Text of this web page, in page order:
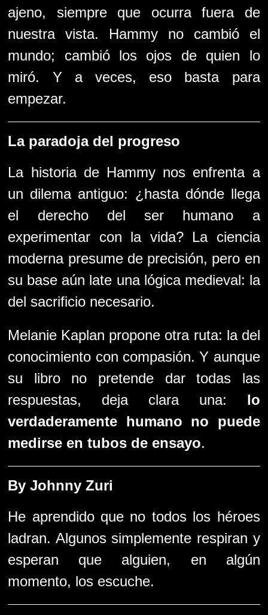
ajeno, siempre que ocurra fuera de
nuestra vista. Hammy no cambió el
mundo; cambió los ojos de quien lo
miró. Y a veces, eso basta para
empezar.
La paradoja del progreso
La historia de Hammy nos enfrenta a
un dilema antiguo: ¿hasta dónde llega
el derecho del ser humano a
experimentar con la vida? La ciencia
moderna presume de precisión, pero en
su base aún late una lógica medieval: la
del sacrificio necesario.
Melanie Kaplan propone otra ruta: la del
conocimiento con compasión. Y aunque
su libro no pretende dar todas las
respuestas, deja clara una: lo
verdaderamente humano no puede
medirse en tubos de ensayo.
By Johnny Zuri
He aprendido que no todos los héroes
ladran. Algunos simplemente respiran y
esperan que alguien, en algún
momento, los escuche.